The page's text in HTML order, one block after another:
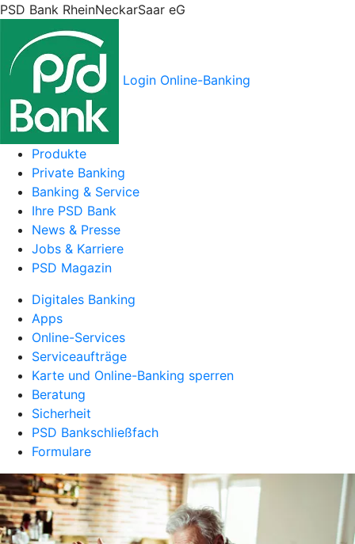
PSD Bank RheinNeckarSaar eG
Login Online-Banking
Produkte
Private Banking
Banking & Service
Ihre PSD Bank
News & Presse
Jobs & Karriere
PSD Magazin
Digitales Banking
Apps
Online-Services
Serviceaufträge
Karte und Online-Banking sperren
Beratung
Sicherheit
PSD Bankschließfach
Formulare